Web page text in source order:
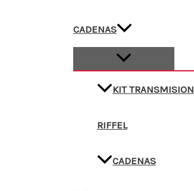
CADENAS
KIT TRANSMISION
RIFFEL
CADENAS